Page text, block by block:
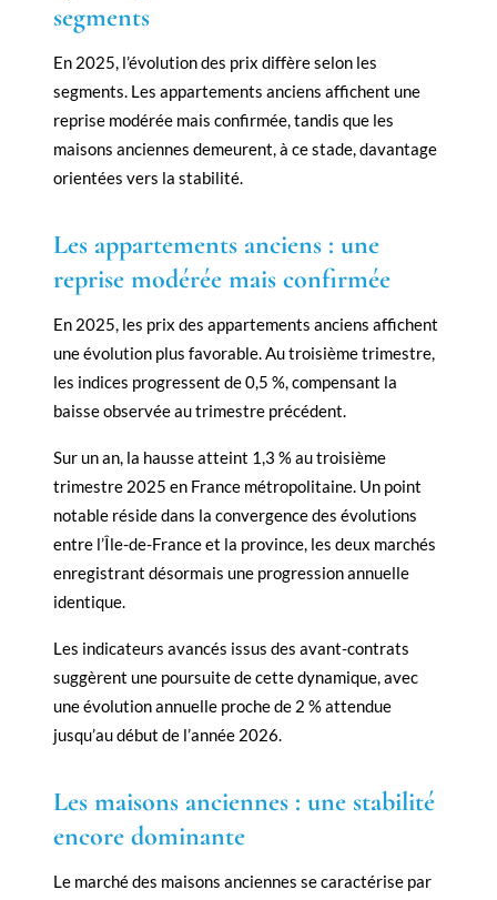
segments
En 2025, l’évolution des prix diffère selon les
segments. Les appartements anciens affichent une
reprise modérée mais confirmée, tandis que les
maisons anciennes demeurent, à ce stade, davantage
orientées vers la stabilité.
Les appartements anciens : une
reprise modérée mais confirmée
En 2025, les prix des appartements anciens affichent
une évolution plus favorable. Au troisième trimestre,
les indices progressent de 0,5 %, compensant la
baisse observée au trimestre précédent.
Sur un an, la hausse atteint 1,3 % au troisième
trimestre 2025 en France métropolitaine. Un point
notable réside dans la convergence des évolutions
entre l’Île-de-France et la province, les deux marchés
enregistrant désormais une progression annuelle
identique.
Les indicateurs avancés issus des avant-contrats
suggèrent une poursuite de cette dynamique, avec
une évolution annuelle proche de 2 % attendue
jusqu’au début de l’année 2026.
Les maisons anciennes : une stabilité
encore dominante
Le marché des maisons anciennes se caractérise par